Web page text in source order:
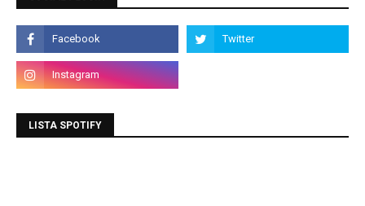
LISTA SPOTIFY